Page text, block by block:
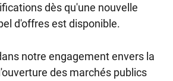
dès qu'une nouvelle
d'offres est disponible.
notre engagement envers la
des marchés publics